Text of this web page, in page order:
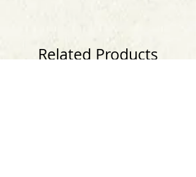
Related Products